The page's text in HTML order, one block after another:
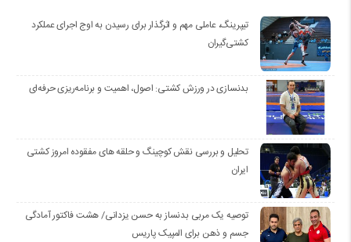
تیپرینگ، عاملی مهم و اثرگذار برای رسیدن به اوج اجرای عملکرد
کشتی‌گیران
بدنسازی در ورزش کشتی: اصول، اهمیت و برنامه‌ریزی حرفه‌ای
تحلیل و بررسی نقش کوچینگ و حلقه های مفقوده امروز کشتی
ایران
توصیه یک مربی بدنساز به حسن یزدانی/ هشت فاکتور آمادگی
جسم و ذهن برای المپیک پاریس